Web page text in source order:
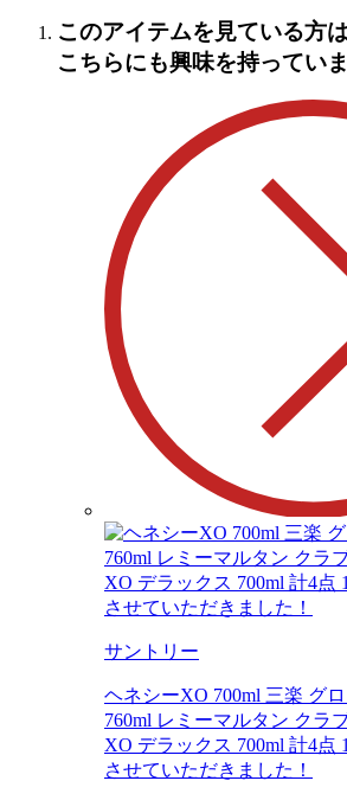
このアイテムを見ている方
こちらにも興味を持ってい
サントリー
ヘネシーXO 700ml 三楽 グ
760ml レミーマルタン クラ
XO デラックス 700ml 計4点
させていただきました！